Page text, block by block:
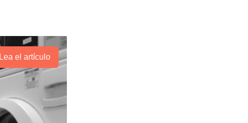
Lea el artículo